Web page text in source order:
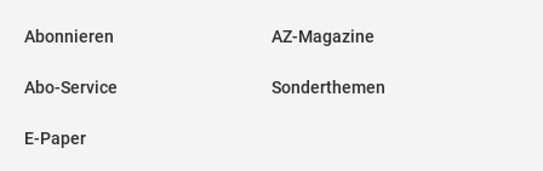
Abonnieren
Abo-Service
E-Paper
AZ-Magazine
Sonderthemen